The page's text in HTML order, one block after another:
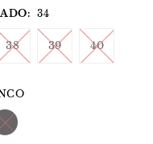
34
38 39 40